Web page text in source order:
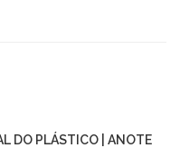
DO PLÁSTICO | ANOTE